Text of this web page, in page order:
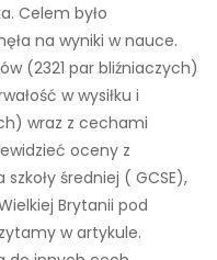
Celem było
na wyniki w nauce.
(2321 par bliźniaczych)
w wysiłku i
wraz z cechami
oceny z
średniej ( GCSE),
Brytanii pod
w artykule.